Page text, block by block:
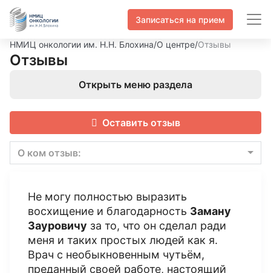
Записаться на прием
НМИЦ онкологии им. Н.Н. Блохина/О центре/Отзывы
Отзывы
Открыть меню раздела
Оставить отзыв
О ком отзыв:
Не могу полностью выразить
восхищение и благодарность Заману
Зауровичу за то, что он сделал ради
меня и таких простых людей как я.
Врач с необыкновенным чутьём,
преданный своей работе, настоящий